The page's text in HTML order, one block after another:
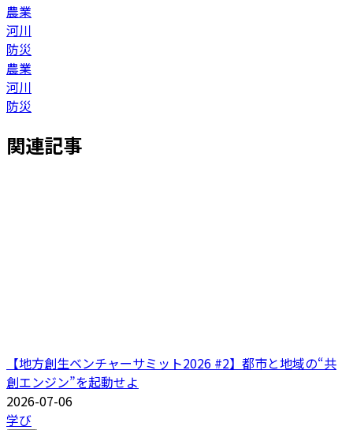
農業
河川
防災
農業
河川
防災
関連記事
【地方創生ベンチャーサミット2026 #2】都市と地域の“共
創エンジン”を起動せよ
2026-07-06
学び